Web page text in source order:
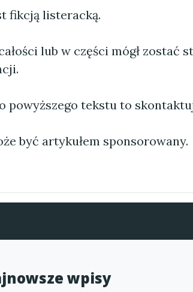
fikcją listeracką.
lub w części mógł zostać
powyższego tekstu to
być artykułem sponsorowany.
wpisy